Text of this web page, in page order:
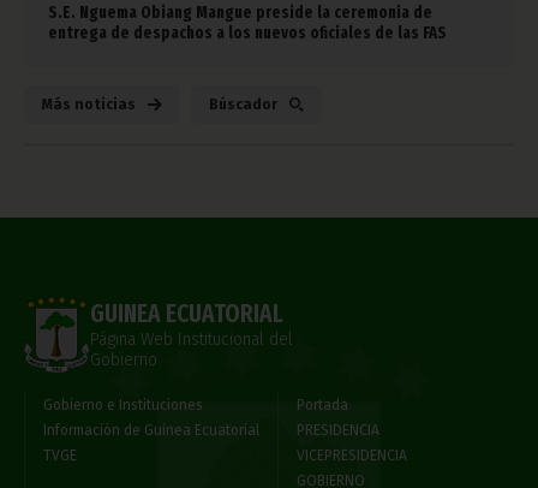
S.E. Nguema Obiang Mangue preside la ceremonia de
entrega de despachos a los nuevos oficiales de las FAS
Más noticias Búscador
GUINEA ECUATORIAL
Página Web Institucional del
Gobierno
Gobierno e Instituciones
Información de Guinea Ecuatorial
TVGE
Portada
PRESIDENCIA
VICEPRESIDENCIA
GOBIERNO